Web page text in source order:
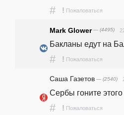
# ! Пожаловаться
Mark Glower— (4495)
Бакланы едут на
# ! Пожаловаться
Саша Газетов — (2540)
Сербы гоните этого
# ! Пожаловаться